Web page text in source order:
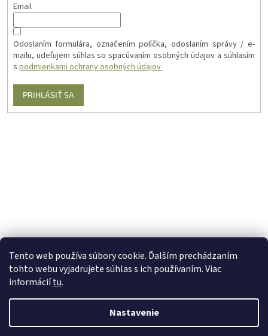
Tento web používa súbory cookie. Ďalším prechádzaním
tohto webu vyjadrujete súhlas s ich používaním. Viac
informáciítu.
Nastavenie
Email
Odoslaním formulára, označením políčka, odoslaním správy / e-
mailu, udeľujem súhlas so spacúvaním osobných údajov a súhlasím
s podmienkami ochrany osobných údajov
PRIHLÁSIŤ SA
Vytvoril Shoptet